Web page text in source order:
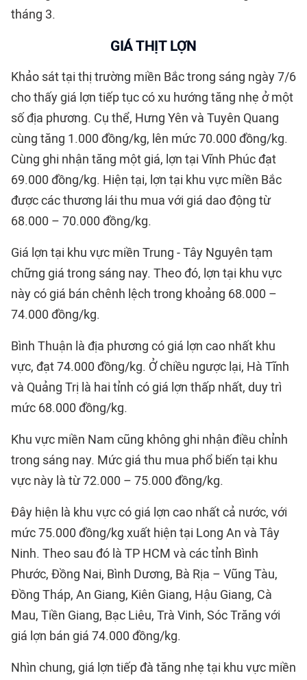
tháng 3.
GIÁ THỊT LỢN
Khảo sát tại thị trường miền Bắc trong sáng ngày 7/6
cho thấy giá lợn tiếp tục có xu hướng tăng nhẹ ở một
số địa phương. Cụ thể, Hưng Yên và Tuyên Quang
cùng tăng 1.000 đồng/kg, lên mức 70.000 đồng/kg.
Cùng ghi nhận tăng một giá, lợn tại Vĩnh Phúc đạt
69.000 đồng/kg. Hiện tại, lợn tại khu vực miền Bắc
được các thương lái thu mua với giá dao động từ
68.000 – 70.000 đồng/kg.
Giá lợn tại khu vực miền Trung - Tây Nguyên tạm
chững giá trong sáng nay. Theo đó, lợn tại khu vực
này có giá bán chênh lệch trong khoảng 68.000 –
74.000 đồng/kg.
Bình Thuận là địa phương có giá lợn cao nhất khu
vực, đạt 74.000 đồng/kg. Ở chiều ngược lại, Hà Tĩnh
và Quảng Trị là hai tỉnh có giá lợn thấp nhất, duy trì
mức 68.000 đồng/kg.
Khu vực miền Nam cũng không ghi nhận điều chỉnh
trong sáng nay. Mức giá thu mua phổ biến tại khu
vực này là từ 72.000 – 75.000 đồng/kg.
Đây hiện là khu vực có giá lợn cao nhất cả nước, với
mức 75.000 đồng/kg xuất hiện tại Long An và Tây
Ninh. Theo sau đó là TP HCM và các tỉnh Bình
Phước, Đồng Nai, Bình Dương, Bà Rịa – Vũng Tàu,
Đồng Tháp, An Giang, Kiên Giang, Hậu Giang, Cà
Mau, Tiền Giang, Bạc Liêu, Trà Vinh, Sóc Trăng với
giá lợn bán giá 74.000 đồng/kg.
Nhìn chung, giá lợn tiếp đà tăng nhẹ tại khu vực miền